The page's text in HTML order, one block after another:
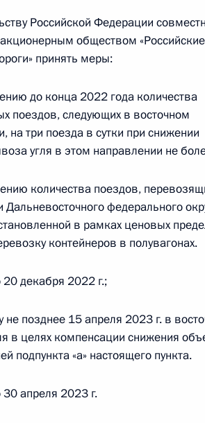
административная
данных в систему контроля
года, 16:05
направленный на
населения различными видами
года, 15:40
кодекс внесены изменения
с членами Правительства
года, 14:55
Российской Федерации
обществом «Российские
принять меры:
до конца 2022 года количества
поездов, следующих в восточном
на три поезда в сутки при снижении
угля в этом направлении не
количества поездов,
Дальневосточного федерального
в рамках ценовых
контейнеров в полувагонах.
декабря 2022 г.;
не позднее 15 апреля 2023 г. в
в целях компенсации снижения
подпункта «а» настоящего пункта.
апреля 2023 г.